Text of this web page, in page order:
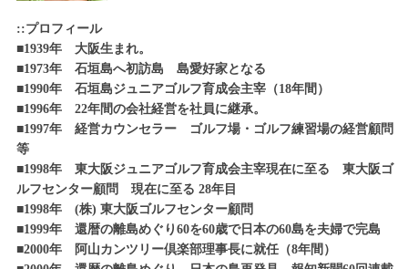
'22/04/25
日本のご島地グルメ
第12弾 島根県知夫里島 岩牡蠣
'22/04/24
日本のご島地グルメ
第11弾 中ノ島 隠岐牛
日本のご島地グルメ
第10弾 岡山県六口島 コブダイ
'22/03/29
日本のご島地グルメ
第9弾 広島県江田島 カキフライ
日本のゴルフ場
第14弾 河口湖カントリークラブ
・'16/02/01
日本のゴルフ場
第13弾 北海道ゴルフ倶楽部
・'16/01/01
第12弾 茨城ゴルフ倶楽部
・'15/12/24
日本のゴルフ場
第11弾 東広野ゴルフ倶楽部
・'15/12/01
地球の島巡り
66島目 2009年7月 デンマーク領 グリーンラ
ンド（GreenLand）
'2009
地球の島巡り
65島目 2009年6月 マレーシア ボルネオ島
（Borneo）
'2009
地球の島巡り
64島目 2009年5月 イタリア サンピエトロ島
（S.Pietro）
'2009
地球の島巡り
::プロフィール
■1939年 大阪生まれ。
■1973年 石垣島へ初訪島 島愛好家となる
■1990年 石垣島ジュニアゴルフ育成会主宰（18年間）
■1996年 22年間の会社経営を社員に継承。
■1997年 経営カウンセラー ゴルフ場・ゴルフ練習場の経営顧問
等
■1998年 東大阪ジュニアゴルフ育成会主宰現在に至る 東大阪ゴ
ルフセンター顧問 現在に至る 28年目
■1998年 (株) 東大阪ゴルフセンター顧問
■1999年 還暦の離島めぐり60を60歳で日本の60島を夫婦で完島
■2000年 阿山カンツリー倶楽部理事長に就任（8年間）